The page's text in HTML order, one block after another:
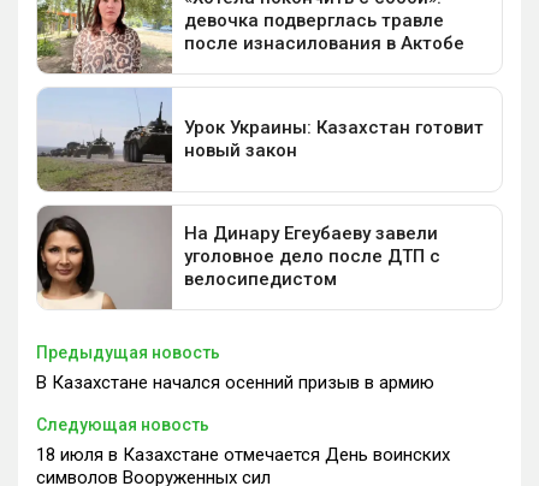
Предыдущая новость
В Казахстане начался осенний призыв в армию
Следующая новость
18 июля в Казахстане отмечается День воинских
символов Вооруженных сил